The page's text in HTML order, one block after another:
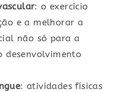
: o exercício
e a melhorar a
não só para a
desenvolvimento
: atividades físicas